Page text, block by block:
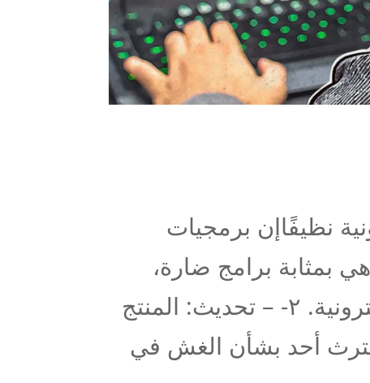
نظيفًاإن برمجيات
بمثابة برامج ضارة،
واستخدامها في البطولات يُعد جريمة إلكترونية. ٢- – تحديث: المنتج
أحد بشأن الغش في